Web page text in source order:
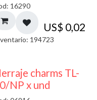
16290
US$ 0,02
194723
charms TL-
NP x und